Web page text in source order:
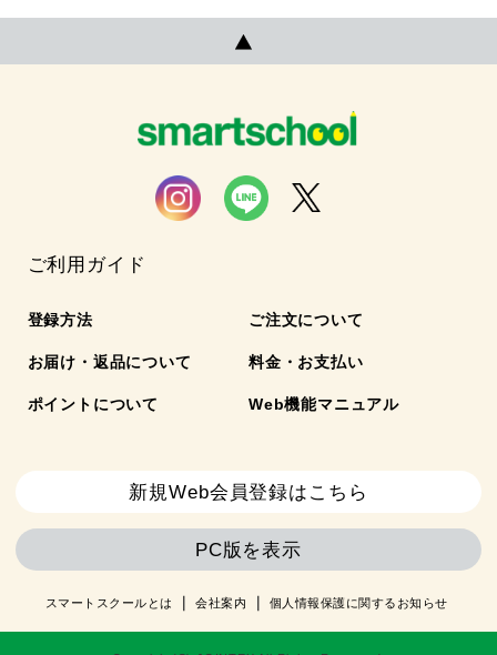
ご利用ガイド
登録方法 ご注文について
お届け・返品について 料金・お支払い
ポイントについて Web機能マニュアル
新規Web会員登録はこちら
PC版を表示
スマートスクールとは 会社案内 個人情報保護に関するお知らせ